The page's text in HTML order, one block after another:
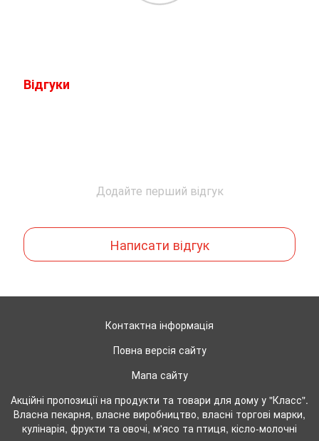
Відгуки
Додайте перший відгук
Написати відгук
Контактна інформація
Повна версія сайту
Мапа сайту
Акційні пропозиції на продукти та товари для дому у "Класс".
Власна пекарня, власне виробництво, власні торгові марки,
кулінарія, фрукти та овочі, м'ясо та птиця, кісло-молочні